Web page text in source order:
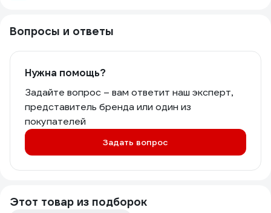
Вопросы и ответы
Нужна помощь?
Задайте вопрос – вам ответит наш эксперт,
представитель бренда или один из
покупателей
Задать вопрос
Этот товар из подборок